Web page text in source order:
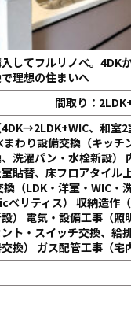
してフルリノベ。4DK
理想の住まいへ
間取り：
、和室2
わり設備交換（キッチ
洗濯パン・水栓新設）
室貼替、床フロアタイル
（LDK・洋室・WIC・
ベリティス） 収納造作
） 電気・設備工事（照
ト・スイッチ交換、給
換） ガス配管工事（宅